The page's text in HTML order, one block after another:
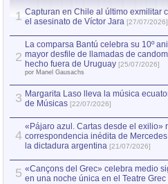
1 Capturan en Chile al último exmilitar
el asesinato de Víctor Jara [27/07/2026]
2
La comparsa Bantú celebra su 10º
mayor desfile de llamadas de
hecho fuera de Uruguay [25/07/2026]
por Manel Gausachs
3 Margarita Laso lleva la música
de Músicas [22/07/2026]
4
«Pájaro azul. Cartas desde el exilio»
correspondencia inédita de
la dictadura argentina [21/07/2026]
5 «Cançons del Grec» celebra medio
en una noche única en el Teatre Grec